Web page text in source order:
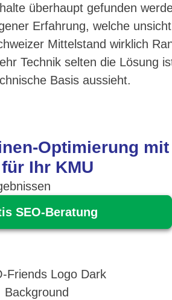
überhaupt gefunden
Erfahrung, welche
Mittelstand wirklich
Technik selten die Lösung
Basis aussieht.
Optimierung mit
Ihr KMU
SEO-Beratung